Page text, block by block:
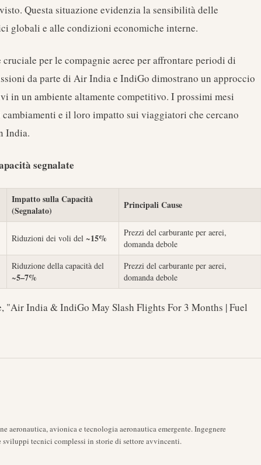
Questa situazione evidenzia la sensibilità delle
globali e alle condizioni economiche interne.
per le compagnie aeree per affrontare periodi di
da parte di Air India e IndiGo dimostrano un approccio
in un ambiente altamente competitivo. I prossimi mesi
e il loro impatto sui viaggiatori che cercano
India.
segnalate
Impatto sulla Capacità
(Segnalato)
Principali Cause
Riduzioni dei voli del ~15%
Prezzi del carburante per aerei,
domanda debole
Riduzione della capacità del
~5–7%
Prezzi del carburante per aerei,
domanda debole
"Air India & IndiGo May Slash Flights For 3 Months | Fuel
aeronautica, avionica e tecnologia aeronautica emergente. Ingegnere
sviluppi tecnici complessi in storie di settore avvincenti.